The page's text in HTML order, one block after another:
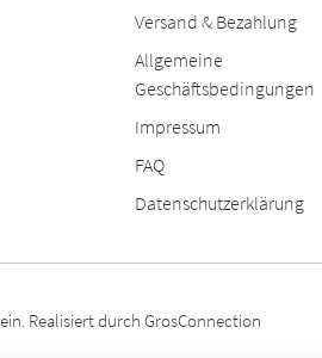
Versand & Bezahlung
Allgemeine
Geschäftsbedingungen
Impressum
FAQ
Datenschutzerklärung
. Realisiert durchGrosConnection